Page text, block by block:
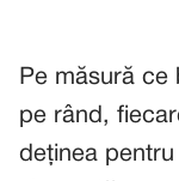
Pe măsură ce
pe rând,
deținea